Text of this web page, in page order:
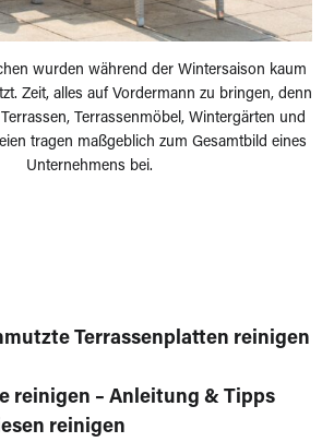
wurden während der Wintersaison kaum
Zeit, alles auf Vordermann zu bringen, denn
Terrassenmöbel, Wintergärten und
tragen maßgeblich zum Gesamtbild eines
Unternehmens bei.
Terrassenplatten reinigen
reinigen – Anleitung & Tipps
reinigen